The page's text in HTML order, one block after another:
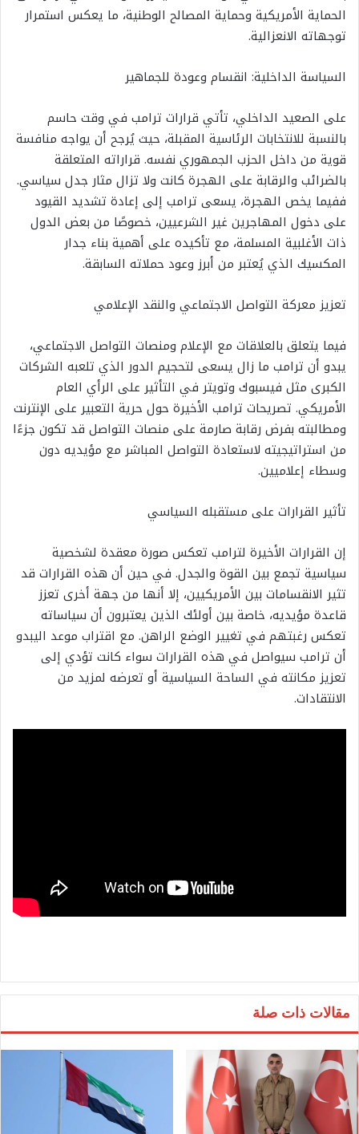
الحماية الأمريكية وحماية المصالح الوطنية، ما يعكس استمرار
توجهاته الانعزالية.
السياسة الداخلية: انقسام وعودة للجماهير
على الصعيد الداخلي، تأتي قرارات ترامب في وقت حاسم
بالنسبة للانتخابات الرئاسية المقبلة، حيث يُرجح أن يواجه منافسة
قوية من داخل الحزب الجمهوري نفسه. قراراته المتعلقة
بالضرائب والرقابة على الهجرة كانت ولا تزال مثار جدل سياسي.
ففيما يخص الهجرة، يسعى ترامب إلى إعادة تشديد القيود
على دخول المهاجرين غير الشرعيين، خصوصًا من بعض الدول
ذات الأغلبية المسلمة، مع تأكيده على أهمية بناء جدار
المكسيك الذي يُعتبر من أبرز وعود حملاته السابقة.
تعزيز معركة التواصل الاجتماعي والنقد الإعلامي
فيما يتعلق بالعلاقات مع الإعلام ومنصات التواصل الاجتماعي،
يبدو أن ترامب ما زال يسعى لتحجيم الدور الذي تلعبه الشركات
الكبرى مثل فيسبوك وتويتر في التأثير على الرأي العام
الأمريكي. تصريحات ترامب الأخيرة حول حرية التعبير على الإنترنت
ومطالبته بفرض رقابة صارمة على منصات التواصل قد تكون جزءًا
من استراتيجيته لاستعادة التواصل المباشر مع مؤيديه دون
وسطاء إعلاميين.
تأثير القرارات على مستقبله السياسي
إن القرارات الأخيرة لترامب تعكس صورة معقدة لشخصية
سياسية تجمع بين القوة والجدل. في حين أن هذه القرارات قد
تثير الانقسامات بين الأمريكيين، إلا أنها من جهة أخرى تعزز
قاعدة مؤيديه، خاصة بين أولئك الذين يعتبرون أن سياساته
تعكس رغبتهم في تغيير الوضع الراهن. مع اقتراب موعد اليبدو
أن ترامب سيواصل في هذه القرارات سواء كانت تؤدي إلى
تعزيز مكانته في الساحة السياسية أو تعرضه لمزيد من
الانتقادات.
مقالات ذات صلة